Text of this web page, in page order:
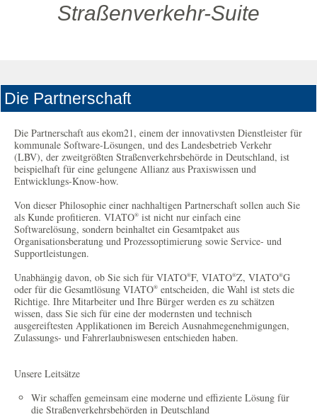
Straßenverkehr-Suite
Die Partnerschaft
Die Partnerschaft aus ekom21, einem der innovativsten Dienstleister für
kommunale Software-Lösungen, und des Landesbetrieb Verkehr
(LBV), der zweitgrößten Straßenverkehrsbehörde in Deutschland, ist
beispielhaft für eine gelungene Allianz aus Praxiswissen und
Entwicklungs-Know-how.
Von dieser Philosophie einer nachhaltigen Partnerschaft sollen auch Sie
als Kunde profitieren. VIATO® ist nicht nur einfach eine
Softwarelösung, sondern beinhaltet ein Gesamtpaket aus
Organisationsberatung und Prozessoptimierung sowie Service- und
Supportleistungen.
Unabhängig davon, ob Sie sich für VIATO®F, VIATO®Z, VIATO®G
oder für die Gesamtlösung VIATO® entscheiden, die Wahl ist stets die
Richtige. Ihre Mitarbeiter und Ihre Bürger werden es zu schätzen
wissen, dass Sie sich für eine der modernsten und technisch
ausgereiftesten Applikationen im Bereich Ausnahmegenehmigungen,
Zulassungs- und Fahrerlaubniswesen entschieden haben.
Unsere Leitsätze
Wir schaffen gemeinsam eine moderne und effiziente Lösung für
die Straßenverkehrsbehörden in Deutschland